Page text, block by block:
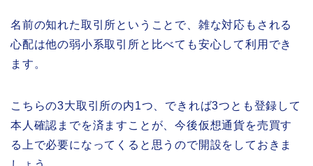
名前の知れた取引所ということで、雑な対応もされる
心配は他の弱小系取引所と比べても安心して利用でき
ます。
こちらの3大取引所の内1つ、できれば3つとも登録して
本人確認までを済ますことが、今後仮想通貨を売買す
る上で必要になってくると思うので開設をしておきま